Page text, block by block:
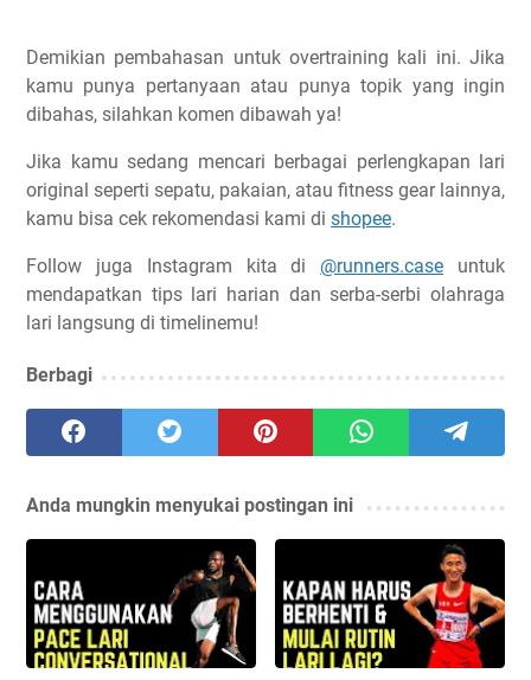
Demikian pembahasan untuk overtraining kali ini. Jika
kamu punya pertanyaan atau punya topik yang ingin
dibahas, silahkan komen dibawah ya!
Jika kamu sedang mencari berbagai perlengkapan lari
original seperti sepatu, pakaian, atau fitness gear lainnya,
kamu bisa cek rekomendasi kami di shopee.
Follow juga Instagram kita di @runners.case untuk
mendapatkan tips lari harian dan serba-serbi olahraga
lari langsung di timelinemu!
Berbagi
Anda mungkin menyukai postingan ini